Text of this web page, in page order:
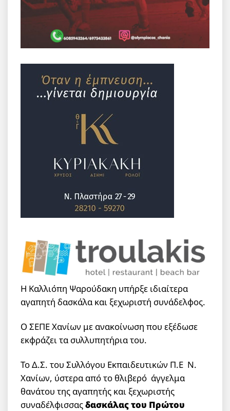
Η Καλλιόπη Ψαρούδακη υπήρξε ιδιαίτερα
αγαπητή δασκάλα και ξεχωριστή συνάδελφος.
Ο ΣΕΠΕ Χανίων με ανακοίνωση που εξέδωσε
εκφράζει τα συλλυπητήρια του.
Το Δ.Σ. του Συλλόγου Εκπαιδευτικών Π.Ε Ν.
Χανίων, ύστερα από το θλιβερό άγγελμα
θανάτου της αγαπητής και ξεχωριστής
συναδέλφισσαςδασκάλας του Πρώτου